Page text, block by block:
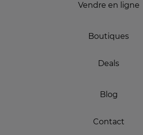
Vendre en ligne
Boutiques
Deals
Blog
Contact